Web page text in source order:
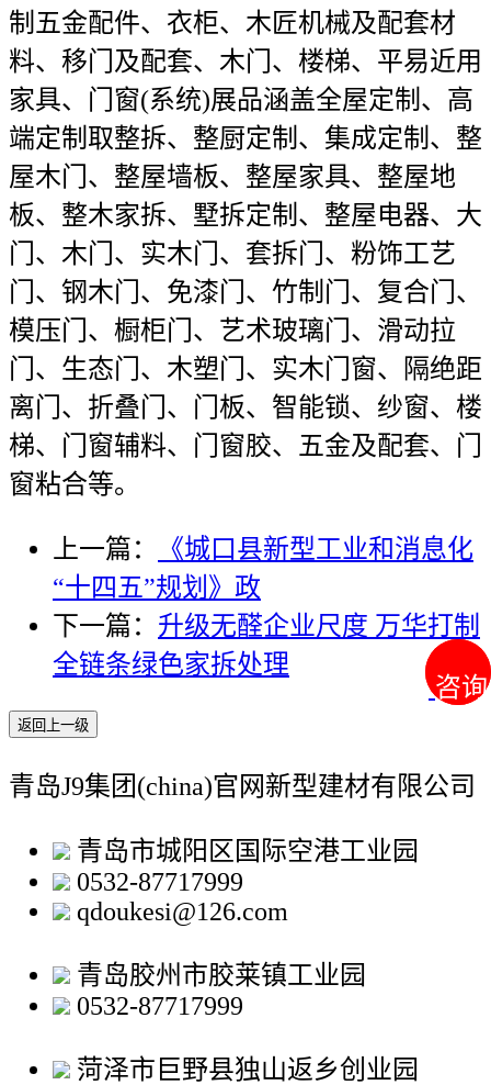
咨询
咨询
制五金配件、衣柜、木匠机械及配套材
料、移门及配套、木门、楼梯、平易近用
家具、门窗(系统)展品涵盖全屋定制、高
端定制取整拆、整厨定制、集成定制、整
屋木门、整屋墙板、整屋家具、整屋地
板、整木家拆、墅拆定制、整屋电器、大
门、木门、实木门、套拆门、粉饰工艺
门、钢木门、免漆门、竹制门、复合门、
模压门、橱柜门、艺术玻璃门、滑动拉
门、生态门、木塑门、实木门窗、隔绝距
离门、折叠门、门板、智能锁、纱窗、楼
梯、门窗辅料、门窗胶、五金及配套、门
窗粘合等。
上一篇：
《城口县新型工业和消息化
“十四五”规划》政
下一篇： 升级无醛企业尺度 万华打制
全链条绿色家拆处理
返回上一级
青岛J9集团(china)官网新型建材有限公司
青岛市城阳区国际空港工业园
0532-87717999
qdoukesi@126.com
青岛胶州市胶莱镇工业园
0532-87717999
菏泽市巨野县独山返乡创业园